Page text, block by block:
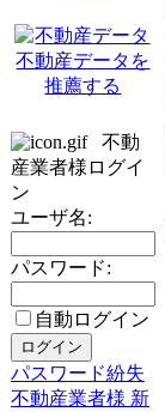
不動産データを
推薦する
不動
産業者様ログイ
ン
ユーザ名:
パスワード:
自動ログイン
パスワード紛失
不動産業者様 新